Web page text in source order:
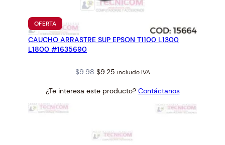
OFERTAPRODUCTO
EN
OFERTA
CAUCHO ARRASTRE SUP EPSON T1100 L1300
L1800 #1635690
$9.98 Original
was:
$9.25Current
is:
incluido IVA
¿Te interesa este producto? Contáctanos